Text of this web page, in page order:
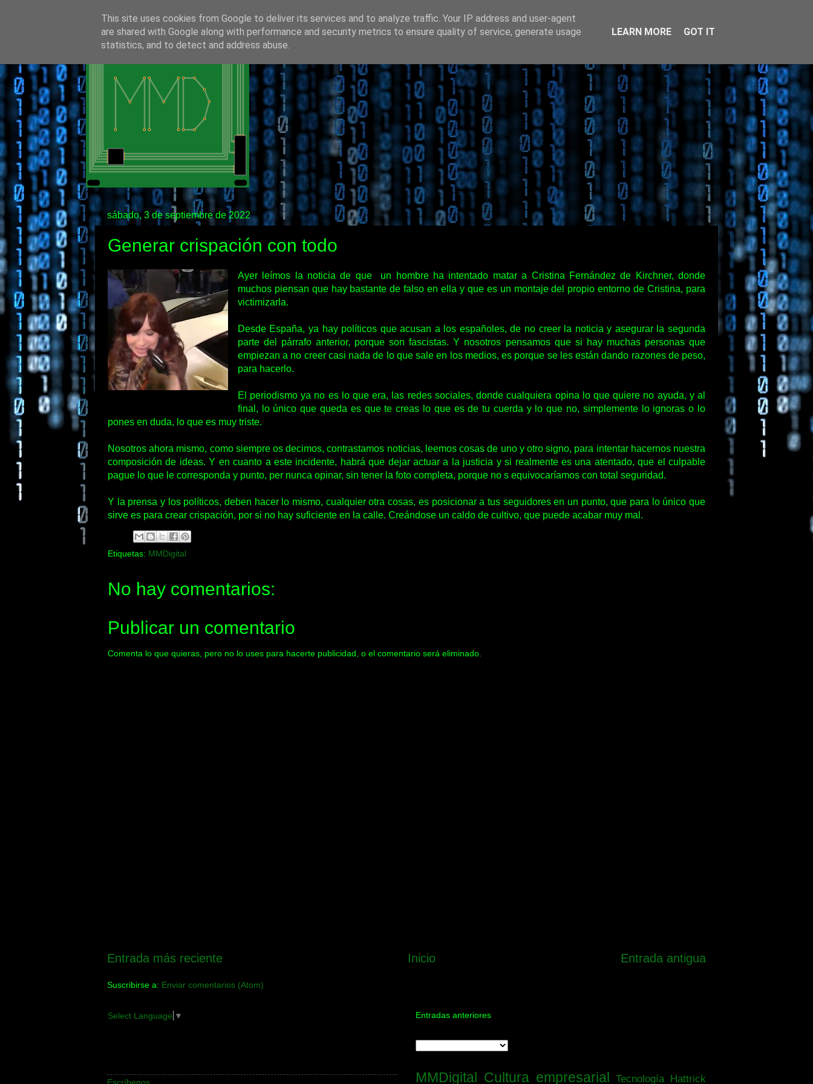
sábado, 3 de septiembre de 2022
Generar crispación con todo
Ayer leímos la noticia de que un hombre ha intentado matar a Cristina Fernández de Kirchner, donde
muchos piensan que hay bastante de falso en ella y que es un montaje del propio entorno de Cristina, para
victimizarla.
Desde España, ya hay políticos que acusan a los españoles, de no creer la noticia y asegurar la segunda
parte del párrafo anterior, porque son fascistas. Y nosotros pensamos que si hay muchas personas que
empiezan a no creer casi nada de lo que sale en los medios, es porque se les están dando razones de peso,
para hacerlo.
El periodismo ya no es lo que era, las redes sociales, donde cualquiera opina lo que quiere no ayuda, y al
final, lo único que queda es que te creas lo que es de tu cuerda y lo que no, simplemente lo ignoras o lo
pones en duda, lo que es muy triste.
Nosotros ahora mismo, como siempre os decimos, contrastamos noticias, leemos cosas de uno y otro signo, para intentar hacernos nuestra
composición de ideas. Y en cuanto a este incidente, habrá que dejar actuar a la justicia y si realmente es una atentado, que el culpable
pague lo que le corresponda y punto, per nunca opinar, sin tener la foto completa, porque no s equivocaríamos con total seguridad.
Y la prensa y los políticos, deben hacer lo mismo, cualquier otra cosas, es posicionar a tus seguidores en un punto, que para lo único que
sirve es para crear crispación, por si no hay suficiente en la calle. Creándose un caldo de cultivo, que puede acabar muy mal.
Etiquetas: MMDigital
No hay comentarios:
Publicar un comentario
Comenta lo que quieras, pero no lo uses para hacerte publicidad, o el comentario será eliminado.
Entrada más reciente Entrada antigua
Inicio
Suscribirse a: Enviar comentarios (Atom)
Select Language ▼ Entradas anteriores
MMDigital Cultura empresarial Tecnología Hattrick
This site uses cookies from Google to deliver its services and to analyze traffic. Your IP address and user-agent
are shared with Google along with performance and security metrics to ensure quality of service, generate usage
statistics, and to detect and address abuse.
LEARN MORE GOT IT